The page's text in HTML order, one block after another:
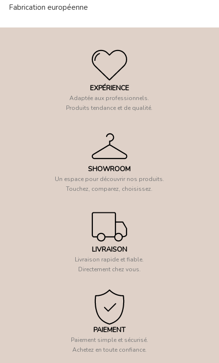
Fabrication européenne
EXPÉRIENCE
Adaptée aux professionnels.
Produits tendance et de qualité.
SHOWROOM
Un espace pour découvrir nos produits.
Touchez, comparez, choisissez.
LIVRAISON
Livraison rapide et fiable.
Directement chez vous.
PAIEMENT
Paiement simple et sécurisé.
Achetez en toute confiance.